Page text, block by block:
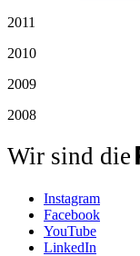
2011
2010
2009
2008
Wir sind die
Instagram
Facebook
YouTube
LinkedIn